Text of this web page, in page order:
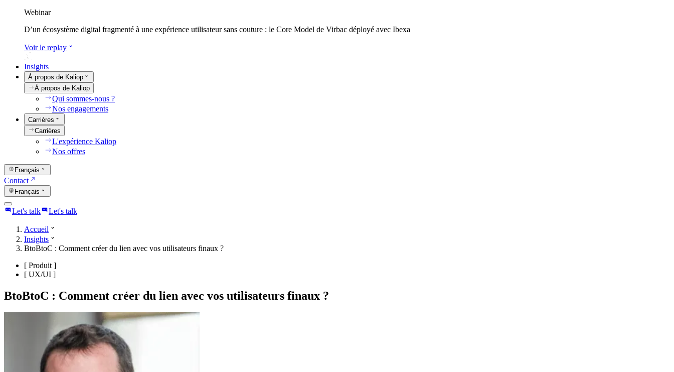
Webinar
D’un écosystème digital fragmenté à une expérience utilisateur sans couture : le Core Model de Virbac déployé avec Ibexa
Voir le replay
Insights
À propos de Kaliop
À propos de Kaliop
Qui sommes-nous ?
Nos engagements
Carrières
Carrières
L'expérience Kaliop
Nos offres
Français
Contact
Français
Let's talk Let's talk
Accueil
Insights
BtoBtoC : Comment créer du lien avec vos utilisateurs finaux ?
[ Produit ]
[ UX/UI ]
BtoBtoC : Comment créer du lien avec vos utilisateurs finaux ?